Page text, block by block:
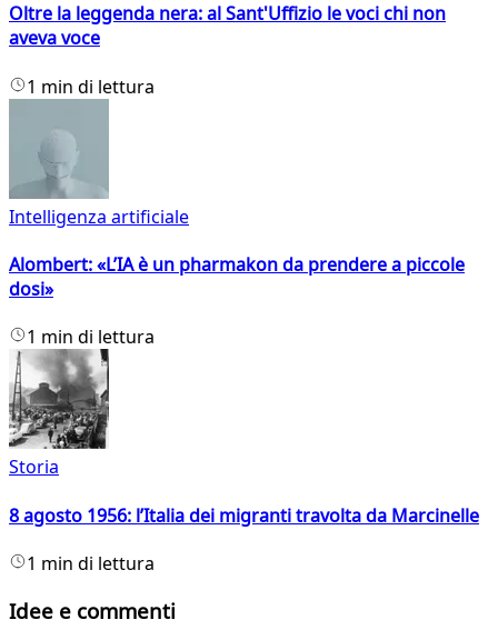
Oltre la leggenda nera: al Sant'Uffizio le voci chi non
aveva voce
1 min di lettura
Intelligenza artificiale
Alombert: «L’IA è un pharmakon da prendere a piccole
dosi»
1 min di lettura
Storia
8 agosto 1956: l’Italia dei migranti travolta da Marcinelle
1 min di lettura
Idee e commenti